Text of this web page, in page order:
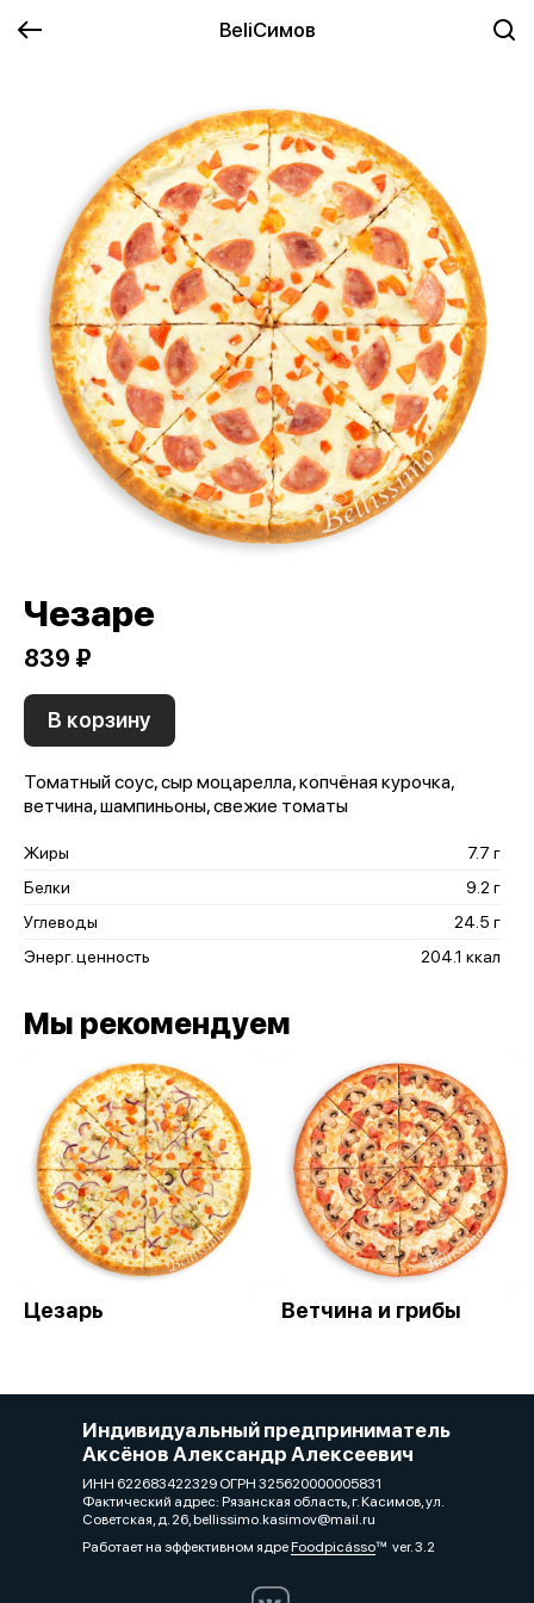
BeliСимов
Чезаре
839 ₽
В корзину
Томатный соус, сыр моцарелла, копчёная курочка,
ветчина, шампиньоны, свежие томаты
Жиры
7.7 г
Белки
9.2 г
Углеводы
24.5 г
Энерг. ценность
204.1 ккал
Мы рекомендуем
Цезарь Ветчина и грибы
Индивидуальный предприниматель
Аксёнов Александр Алексеевич
ИНН 622683422329 ОГРН 325620000005831
Фактический адрес: Рязанская область, г. Касимов, ул.
Советская, д. 26, bellissimo.kasimov@mail.ru
Работает на эффективном ядреFoodpicássover. 3.2